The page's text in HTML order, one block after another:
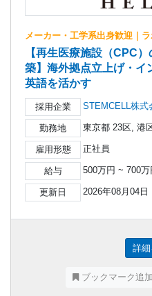
メーカー・工学系出身歓迎｜
【再生医療施設（CPC
築】海外拠点立上げ・イ
英語を活かす
採用企業 STEMCELL株式
勤務地 東京都 23区, 港
雇用形態 正社員
給与 500万円 ~ 700万
更新日 2026年08月04日
詳
ブックマーク追加